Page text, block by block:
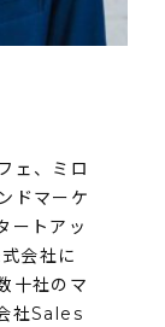
ェ、ミロ
ドマーケ
ートアッ
会社に
十社のマ
社Sales